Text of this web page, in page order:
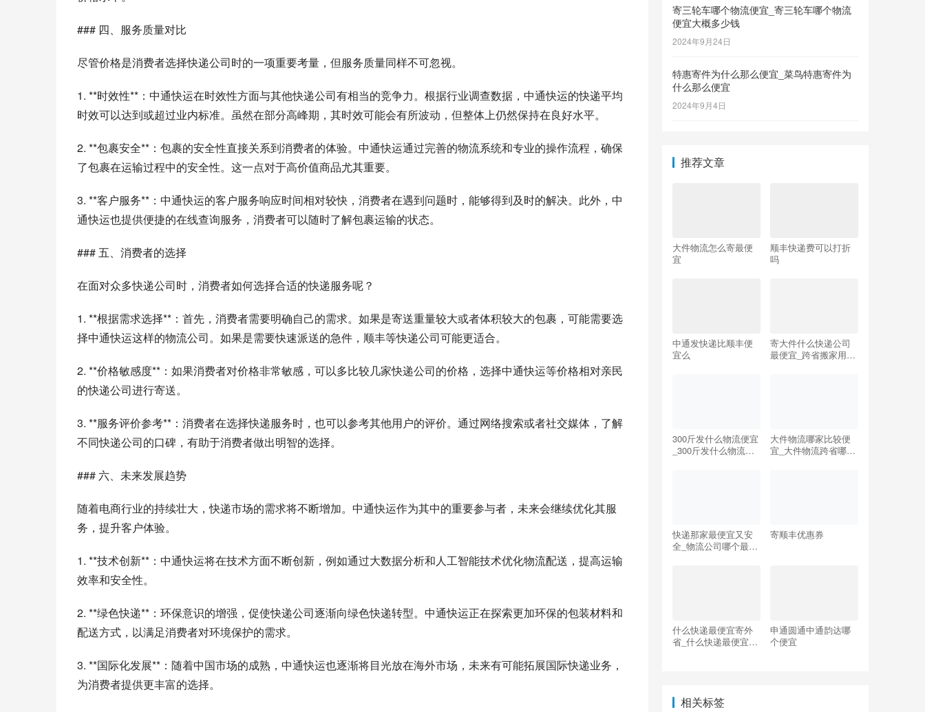
### 四、服务质量对比
尽管价格是消费者选择快递公司时的一项重要考量，但服务质量同样不可忽视。
1. **时效性**：中通快运在时效性方面与其他快递公司有相当的竞争力。根据行业调查数据，中通快运的快递平均
时效可以达到或超过业内标准。虽然在部分高峰期，其时效可能会有所波动，但整体上仍然保持在良好水平。
2. **包裹安全**：包裹的安全性直接关系到消费者的体验。中通快运通过完善的物流系统和专业的操作流程，确保
了包裹在运输过程中的安全性。这一点对于高价值商品尤其重要。
3. **客户服务**：中通快运的客户服务响应时间相对较快，消费者在遇到问题时，能够得到及时的解决。此外，中
通快运也提供便捷的在线查询服务，消费者可以随时了解包裹运输的状态。
### 五、消费者的选择
在面对众多快递公司时，消费者如何选择合适的快递服务呢？
1. **根据需求选择**：首先，消费者需要明确自己的需求。如果是寄送重量较大或者体积较大的包裹，可能需要选
择中通快运这样的物流公司。如果是需要快速派送的急件，顺丰等快递公司可能更适合。
2. **价格敏感度**：如果消费者对价格非常敏感，可以多比较几家快递公司的价格，选择中通快运等价格相对亲民
的快递公司进行寄送。
3. **服务评价参考**：消费者在选择快递服务时，也可以参考其他用户的评价。通过网络搜索或者社交媒体，了解
不同快递公司的口碑，有助于消费者做出明智的选择。
### 六、未来发展趋势
随着电商行业的持续壮大，快递市场的需求将不断增加。中通快运作为其中的重要参与者，未来会继续优化其服
务，提升客户体验。
1. **技术创新**：中通快运将在技术方面不断创新，例如通过大数据分析和人工智能技术优化物流配送，提高运输
效率和安全性。
2. **绿色快递**：环保意识的增强，促使快递公司逐渐向绿色快递转型。中通快运正在探索更加环保的包装材料和
配送方式，以满足消费者对环境保护的需求。
3. **国际化发展**：随着中国市场的成熟，中通快运也逐渐将目光放在海外市场，未来有可能拓展国际快递业务，
为消费者提供更丰富的选择。
寄三轮车哪个物流便宜_寄三轮车哪个物流
便宜大概多少钱
2024年9月24日
特惠寄件为什么那么便宜_菜鸟特惠寄件为
什么那么便宜
2024年9月4日
推荐文章
大件物流怎么寄最便
宜
顺丰快递费可以打折
吗
中通发快递比顺丰便
宜么
寄大件什么快递公司
最便宜_跨省搬家用哪
300斤发什么物流便宜
_300斤发什么物流便
大件物流哪家比较便
宜_大件物流跨省哪家
快递那家最便宜又安
全_物流公司哪个最便
寄顺丰优惠券
什么快递最便宜寄外
省_什么快递最便宜寄
申通圆通中通韵达哪
个便宜
相关标签